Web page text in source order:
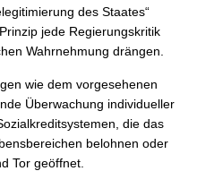
des Staates“
jede Regierungskritik
Wahrnehmung drängen.
wie dem vorgesehenen
Überwachung individueller
die das
belohnen oder
Tor geöffnet.